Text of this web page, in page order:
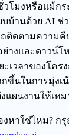
วโมงหรือแม้ก
บบ้านด้วย AI ช่
ติดตามความคื
างและดาวน์โ
เวลาของโคร
ขึ้นในการมุ่งเ
แผนงานให้เห
หาใช่ไหม? ก